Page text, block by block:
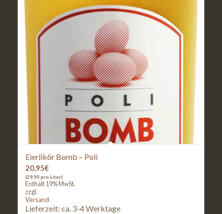
Eierlikör Bomb – Poli
20,95€
(29,93 pro Liter)
Enthält 19% MwSt.
zzgl.
Versand
Lieferzeit: ca. 3-4 Werktage